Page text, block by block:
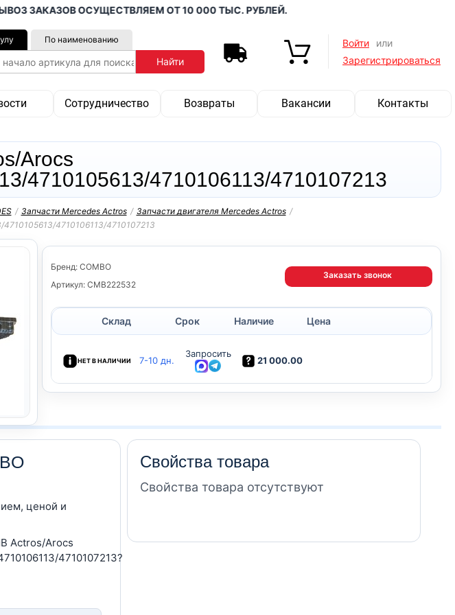
ЗАКАЗОВ ОСУЩЕСТВЛЯЕМ ОТ 10 000 ТЫС. РУБЛЕЙ.
По наименованию Войти
или
Зарегистрироваться
Сотрудничество Возвраты Вакансии Контакты
Arocs
4710105613/4710106113/4710107213
/ Запчасти Mercedes Actros / Запчасти двигателя Mercedes Actros /
4710106113/4710107213
Бренд: COMBO
Артикул: CMB222532
Заказать звонок
Склад Срок Наличие Цена
НЕТ В НАЛИЧИИ 7-10 дн.
Запросить
21 000.00
ценой и
Actros/Arocs
4710107213?
Свойства товара
Свойства товара отсутствуют